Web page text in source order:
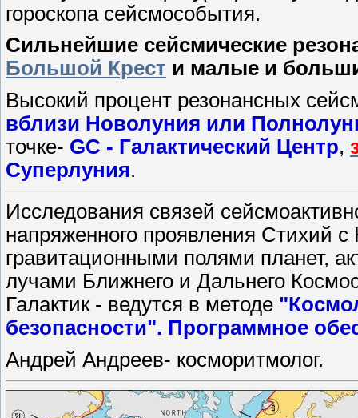
гороскопа сейсмособытия.
Сильнейшие сейсмические
Большой Крест и малые и
Высокий процент резонансных
вблизи Новолуния или
точке- GC - Галактический Центр,
Суперлуния.
Исследования связей
напряженного проявления Стихий
гравитационными полями планет,
лучами Ближнего и Дальнего
Галактик - ведутся в методе
безопасности". Программное
Андрей Андреев- косморитмолог.